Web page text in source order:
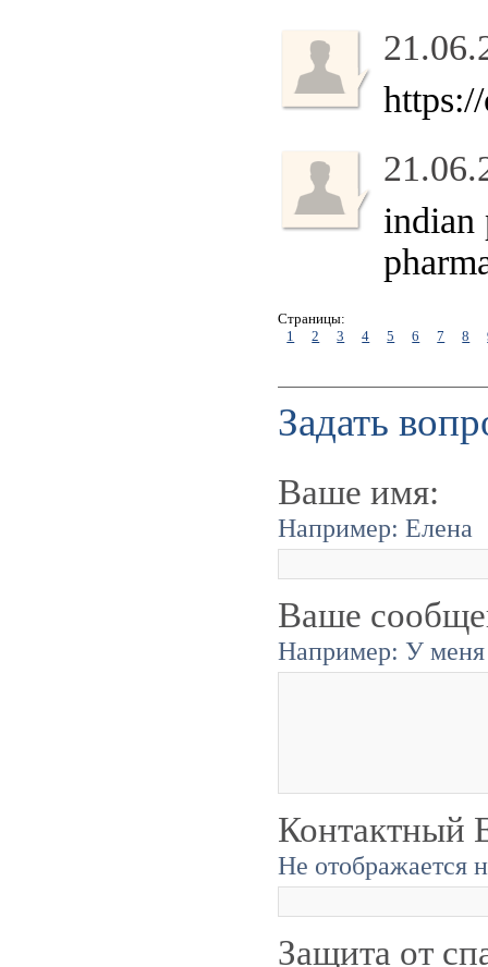
indian
Страницы:
1
2 3 4 5 6 7 8
Задать
Ваше имя:
Например: Елена
Ваше
Например: У меня
Контактный
Не отображается
Защита от